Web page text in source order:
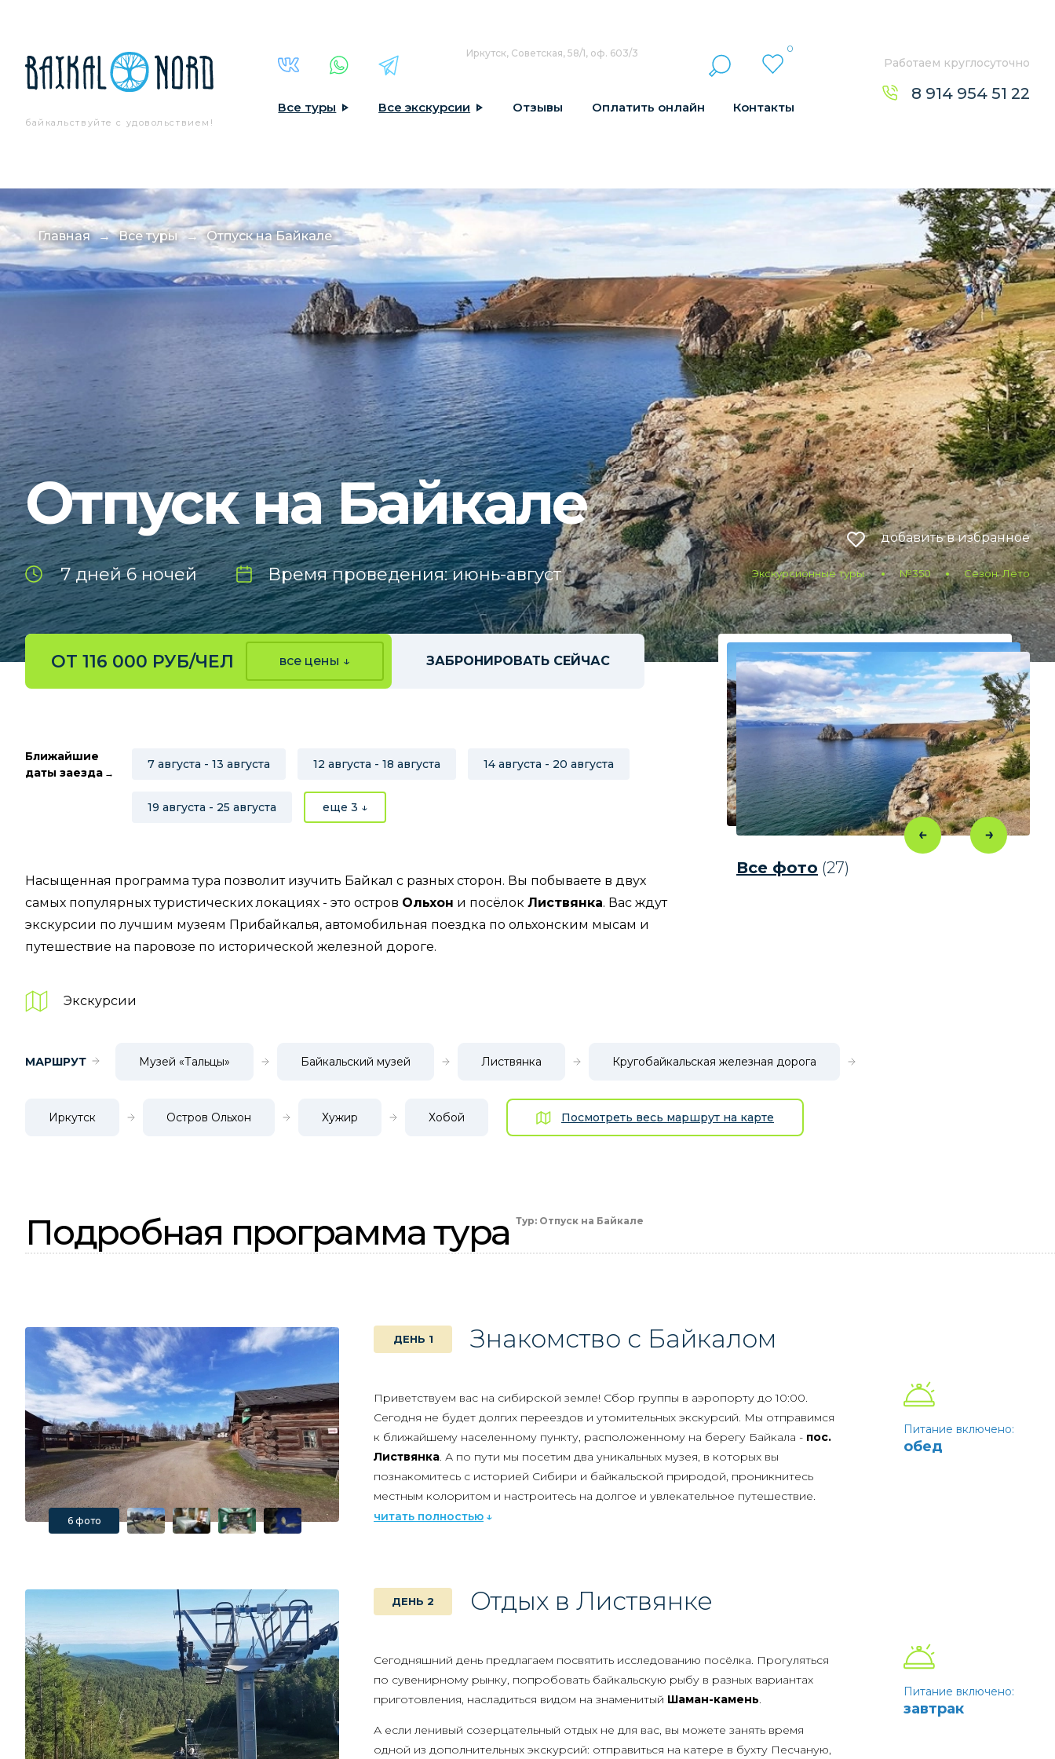
байкальствуйтес удовольствием!
Иркутск, Советская, 58/1, оф. 603/3 0
Все туры Все экскурсии Отзывы Оплатить онлайн Контакты
Работаем круглосуточно
8 914 954 51 22
Главная → Все туры → Отпуск на Байкале
Отпуск на Байкале
7 дней 6 ночей Время проведения: июнь-август
ОТ 116 000 РУБ/ЧЕЛ все цены ↓ ЗАБРОНИРОВАТЬ СЕЙЧАС
добавить в избранное
Экскурсионные туры №350 Сезон: Лето
Все фото (27)
Ближайшие
даты заезда
7 августа - 13 августа 12 августа - 18 августа 14 августа - 20 августа
19 августа - 25 августа еще 3 ↓
Насыщенная программа тура позволит изучить Байкал с разных сторон. Вы побываете в двух
самых популярных туристических локациях - это остров Ольхон и посёлок Листвянка. Вас ждут
экскурсии по лучшим музеям Прибайкалья, автомобильная поездка по ольхонским мысам и
путешествие на паровозе по исторической железной дороге.
Экскурсии
МАРШРУТ Музей «Тальцы» Байкальский музей Листвянка Кругобайкальская железная дорога
Иркутск Остров Ольхон Хужир Хобой Посмотреть весь маршрут на карте
Подробная программа тура Тур: Отпуск на Байкале
6 фото
Питание включено:
обед
ДЕНЬ 1 Знакомство с Байкалом
Приветствуем вас на сибирской земле! Сбор группы в аэропорту до 10:00.
Сегодня не будет долгих переездов и утомительных экскурсий. Мы отправимся
к ближайшему населенному пункту, расположенному на берегу Байкала - пос.
Листвянка. А по пути мы посетим два уникальных музея, в которых вы
познакомитесь с историей Сибири и байкальской природой, проникнитесь
местным колоритом и настроитесь на долгое и увлекательное путешествие.
Для начала мы заедем в
зданий 17-20 века. Причём, многие из них являются подлинными историческими
памятниками, бережно перевезёнными в "Тальцы" из зон затопления при
деревянная крепость. Почти во всех зданиях музея восстановлена
историческая обстановка. Изучая музей, вы сможете почувствовать себя
посетителем приёмной сибирского воеводы, учеником церковно-приходской
школы или крестьянином, вернувшимся домой после тяжелого дня. Особый
интерес вызывают экспозиции, посвященные коренным народам - эвенкам,
читать полностью
Питание включено:
завтрак
ДЕНЬ 2 Отдых в Листвянке
Сегодняшний день предлагаем посвятить исследованию посёлка. Прогуляться
по сувенирному рынку, попробовать байкальскую рыбу в разных вариантах
приготовления, насладиться видом на знаменитый Шаман-камень.
А если ленивый созерцательный отдых не для вас, вы можете занять время
одной из дополнительных экскурсий: отправиться на катере в бухту Песчаную,